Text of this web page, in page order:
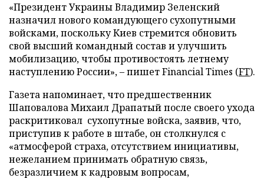
«Президент Украины Владимир Зеленский
назначил нового командующего сухопутными
войсками, поскольку Киев стремится обновить
свой высший командный состав и улучшить
мобилизацию, чтобы противостоять летнему
наступлению России», – пишет Financial Times (FT).
Газета напоминает, что предшественник
Шаповалова Михаил Драпатый после своего ухода
раскритиковал сухопутные войска, заявив, что,
приступив к работе в штабе, он столкнулся с
«атмосферой страха, отсутствием инициативы,
нежеланием принимать обратную связь,
безразличием к кадровым вопросам,